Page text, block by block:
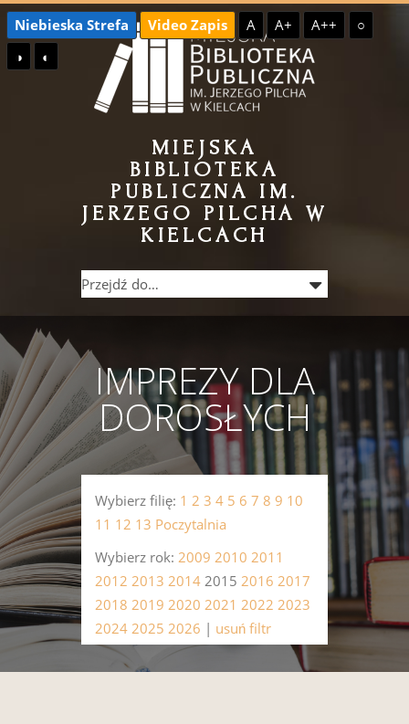
Przejdź
do
treści
Przejdź
do
menu
Niebieska Strefa Video Zapis A A+ A++
○
◑
◐
MIEJSKA
BIBLIOTEKA
PUBLICZNA IM.
JERZEGO PILCHA W
KIELCACH
IMPREZY DLA
DOROSŁYCH
Wybierz filię: 1 2 3 4 5 6 7 8 9 10
11 12 13 Poczytalnia
Wybierz rok: 2009 2010 2011
2012 2013 2014 2015 2016 2017
2018 2019 2020 2021 2022 2023
2024 2025 2026 | usuń filtr